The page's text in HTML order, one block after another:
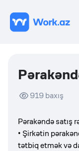
919baxış
Pərakəndə satış
• Şirkətin
tətbiq etmək və